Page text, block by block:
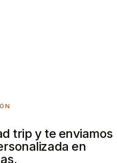
trip y te enviamos
en